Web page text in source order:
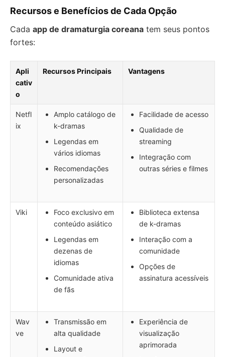
Recursos e Benefícios de Cada Opção
Cada app de dramaturgia coreana tem seus pontos
fortes:
Apli
cativ
o
Recursos Principais Vantagens
Netfl
ix
Amplo catálogo de
k-dramas
Legendas em
vários idiomas
Recomendações
personalizadas
Facilidade de acesso
Qualidade de
streaming
Integração com
outras séries e filmes
Viki
Foco exclusivo em
conteúdo asiático
Legendas em
dezenas de
idiomas
Comunidade ativa
de fãs
Biblioteca extensa
de k-dramas
Interação com a
comunidade
Opções de
assinatura acessíveis
Wav
ve
Transmissão em
alta qualidade
Layout e
Experiência de
visualização
aprimorada